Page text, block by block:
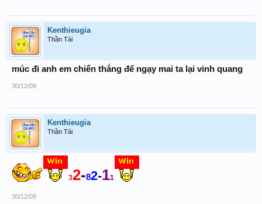
Kenthieugia
Thần Tài
múc đi anh em chiến thắng để ngạy mai ta lại vinh quang
30/12/09
Kenthieugia
Thần Tài
32-82-11
30/12/09